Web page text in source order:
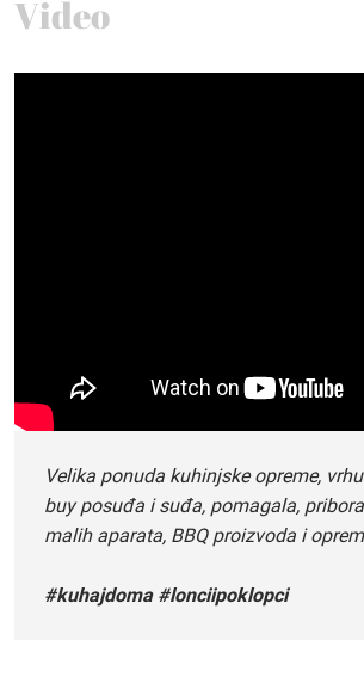
Video
Velika ponuda kuhinjske opreme,
buy posuđa i suđa, pomagala,
malih aparata, BBQ proizvoda i
#kuhajdoma #lonciipoklopci